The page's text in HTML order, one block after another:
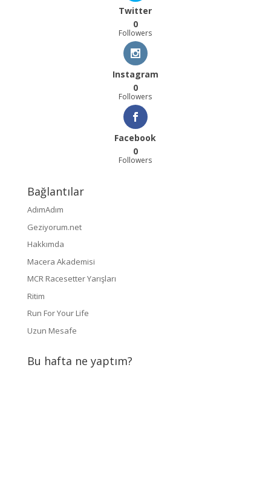
Twitter
0
Followers
Instagram
0
Followers
Facebook
0
Followers
Bağlantılar
AdımAdım
Geziyorum.net
Hakkımda
Macera Akademisi
MCR Racesetter Yarışları
Ritim
Run For Your Life
Uzun Mesafe
Bu hafta ne yaptım?